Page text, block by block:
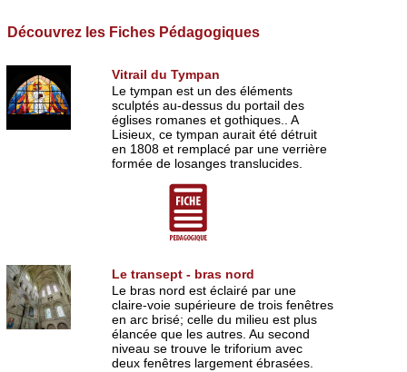
Découvrez les Fiches Pédagogiques
Vitrail du Tympan
Le tympan est un des éléments
sculptés au-dessus du portail des
églises romanes et gothiques.. A
Lisieux, ce tympan aurait été détruit
en 1808 et remplacé par une verrière
formée de losanges translucides.
Le transept - bras nord
Le bras nord est éclairé par une
claire-voie supérieure de trois fenêtres
en arc brisé; celle du milieu est plus
élancée que les autres. Au second
niveau se trouve le triforium avec
deux fenêtres largement ébrasées.